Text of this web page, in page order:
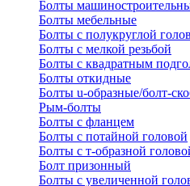
Болты
Болты мебельные
Болты с полукруглой
Болты с мелкой резьбой
Болты с квадратным
Болты откидные
Болты u-образные/болт-
Рым-болты
Болты с фланцем
Болты с потайной головой
Болты с т-образной
Болт призонный
Болты с увеличенной